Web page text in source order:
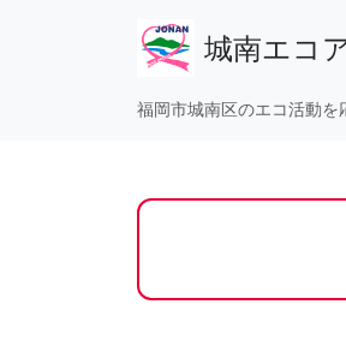
城南エコ
福岡市城南区のエコ活動を